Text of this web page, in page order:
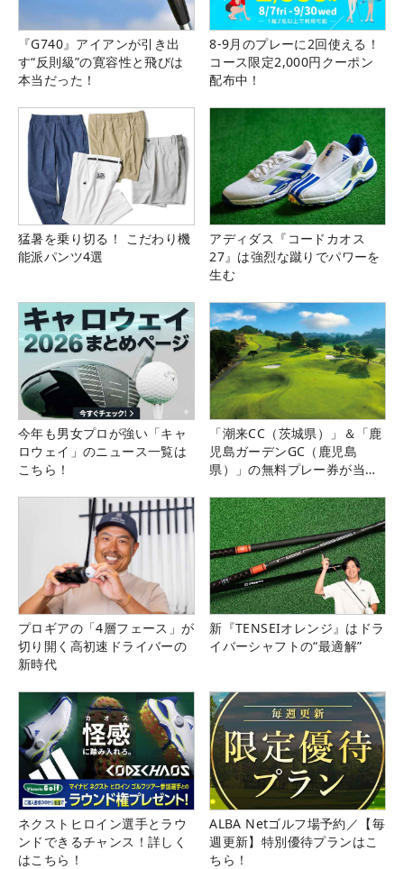
『G740』アイアンが引き出
す“反則級”の寛容性と飛びは
本当だった！
8-9月のプレーに2回使える！
コース限定2,000円クーポン
配布中！
猛暑を乗り切る！ こだわり機
能派パンツ4選
アディダス『コードカオス
27』は強烈な蹴りでパワーを
生む
今年も男女プロが強い「キャ
ロウェイ」のニュース一覧は
こちら！
「潮来CC（茨城県）」＆「鹿
児島ガーデンGC（鹿児島
県）」の無料プレー券が当た
プロギアの「4層フェース」が
切り開く高初速ドライバーの
新時代
新『TENSEIオレンジ』はドラ
イバーシャフトの“最適解”
ネクストヒロイン選手とラウ
ンドできるチャンス！詳しく
はこちら！
ALBA Netゴルフ場予約／【毎
週更新】特別優待プランはこ
ちら！